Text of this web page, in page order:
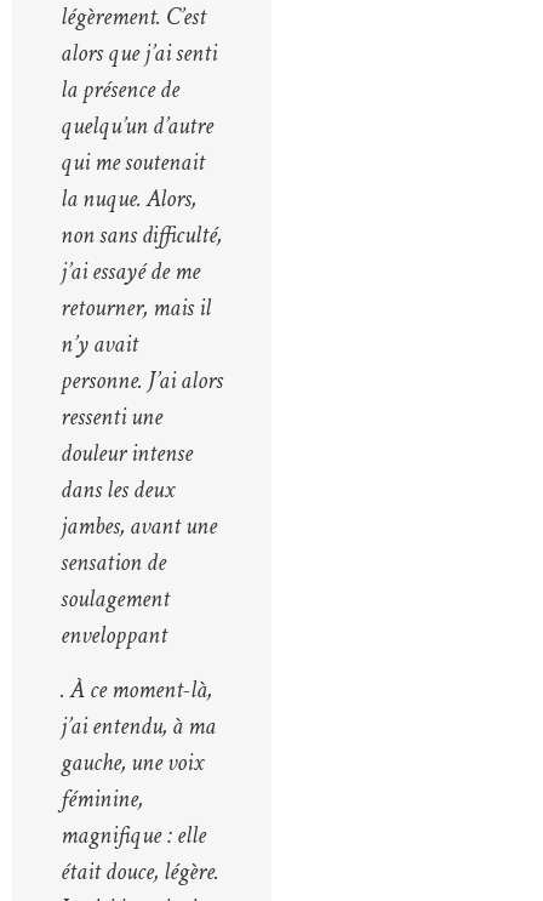
légèrement. C’est
alors que j’ai senti
la présence de
quelqu’un d’autre
qui me soutenait
la nuque. Alors,
non sans difficulté,
j’ai essayé de me
retourner, mais il
n’y avait
personne. J’ai alors
ressenti une
douleur intense
dans les deux
jambes, avant une
sensation de
soulagement
enveloppant
. À ce moment-là,
j’ai entendu, à ma
gauche, une voix
féminine,
magnifique : elle
était douce, légère.